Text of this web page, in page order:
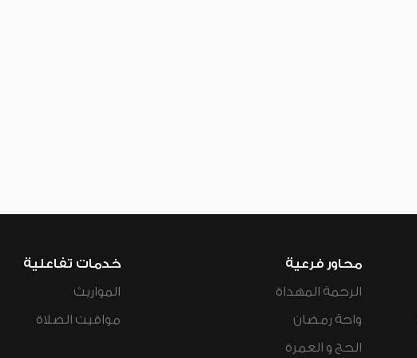
محاور فرعية
الرحمة المهداة
واحة رمضان
الحج و العمرة
خدمات تفاعلية
المواريث
مواقيت الصلاة